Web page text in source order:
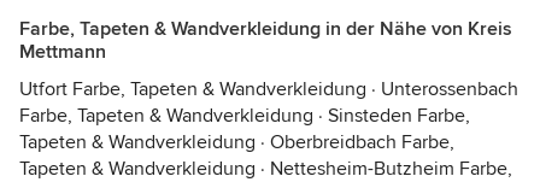
Farbe, Tapeten & Wandverkleidung in der Nähe von Kreis
Mettmann
Utfort Farbe, Tapeten & Wandverkleidung · Unterossenbach
Farbe, Tapeten & Wandverkleidung · Sinsteden Farbe,
Tapeten & Wandverkleidung · Oberbreidbach Farbe,
Tapeten & Wandverkleidung · Nettesheim-Butzheim Farbe,